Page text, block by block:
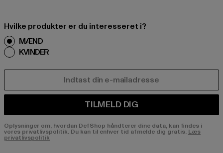
Hvilke produkter er du interesseret i?
MÆND
KVINDER
TILMELD DIG
Oplysninger om, hvordan DefShop håndterer dine data, kan findes i
vores privatlivspolitik. Du kan til enhver tid afmelde dig gratis. Læs
privatlivspolitik